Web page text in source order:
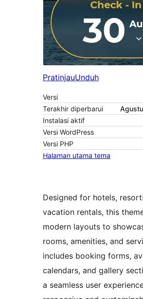
PratinjauUnduh
Versi
Terakhir diperbarui
Instalasi aktif
Versi WordPress
Versi PHP
Halaman utama tema
Designed for hotels,
vacation rentals, this
modern layouts to
rooms, amenities, and
includes booking forms,
calendars, and gallery
a seamless user